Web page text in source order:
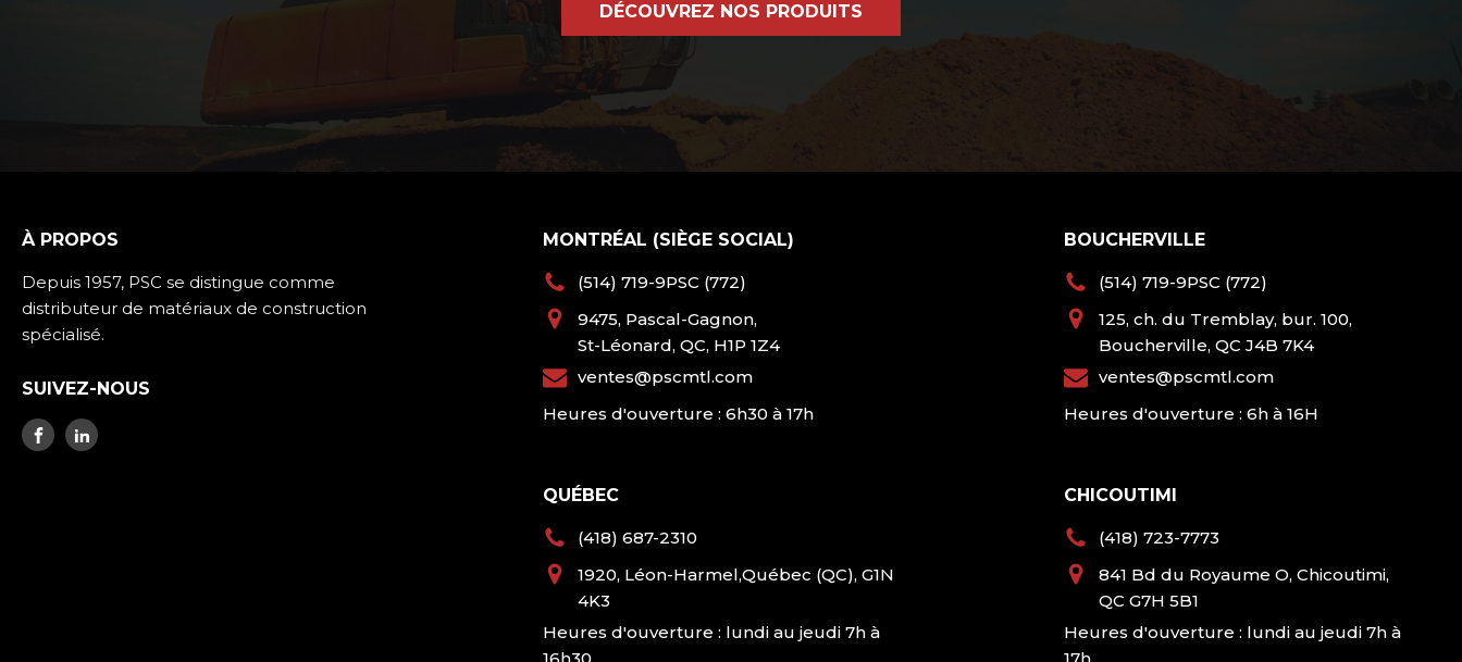
DÉCOUVREZ NOS PRODUITS
À PROPOS
Depuis 1957, PSC se distingue comme
distributeur de matériaux de construction
spécialisé.
SUIVEZ-NOUS
MONTRÉAL (SIÈGE SOCIAL)
(514) 719-9PSC (772)
9475, Pascal-Gagnon,
St-Léonard, QC, H1P 1Z4
ventes@pscmtl.com
Heures d'ouverture : 6h30 à 17h
QUÉBEC
(418) 687-2310
1920, Léon-Harmel,Québec (QC), G1N
4K3
Heures d'ouverture : lundi au jeudi 7h à
BOUCHERVILLE
(514) 719-9PSC (772)
125, ch. du Tremblay, bur. 100,
Boucherville, QC J4B 7K4
ventes@pscmtl.com
Heures d'ouverture : 6h à 16H
CHICOUTIMI
(418) 723-7773
841 Bd du Royaume O, Chicoutimi,
QC G7H 5B1
Heures d'ouverture : lundi au jeudi 7h à